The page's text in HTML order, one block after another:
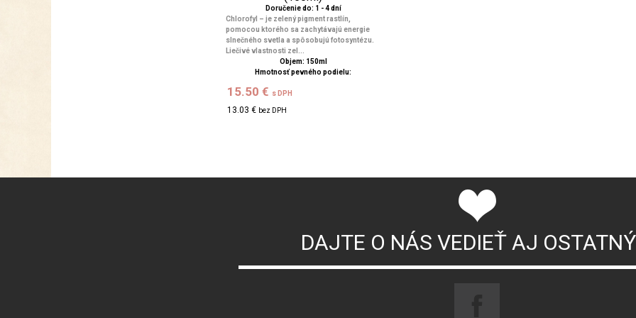
Doručenie do: 1 - 4 dní
Chlorofyl – je zelený pigment rastlín,
pomocou ktorého sa zachytávajú energie
slnečného svetla a spôsobujú fotosyntézu.
Liečivé vlastnosti zel...
Objem: 150ml
Hmotnosť pevného podielu:
15.50 € s DPH
13.03 € bez DPH
DAJTE O NÁS VEDIEŤ AJ